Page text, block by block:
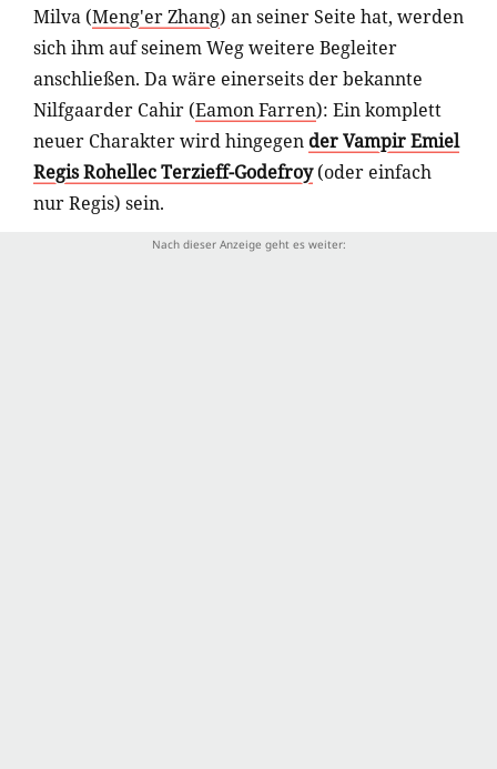
Milva (Meng'er Zhang) an seiner Seite hat, werden
sich ihm auf seinem Weg weitere Begleiter
anschließen. Da wäre einerseits der bekannte
Nilfgaarder Cahir (Eamon Farren): Ein komplett
neuer Charakter wird hingegen der Vampir Emiel
Regis Rohellec Terzieff-Godefroy(oder einfach
nur Regis) sein.